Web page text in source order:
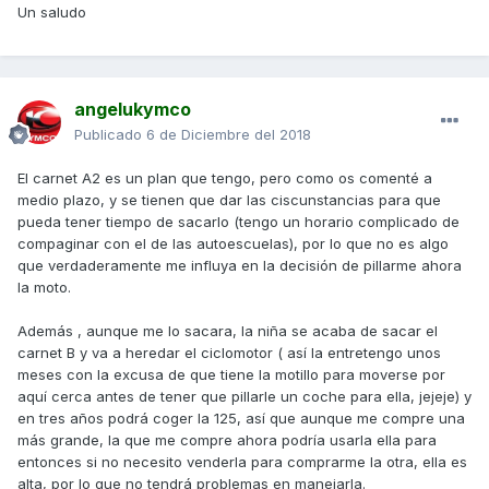
Un saludo
angelukymco
Publicado 6 de Diciembre del 2018
El carnet A2 es un plan que tengo, pero como os comenté a
medio plazo, y se tienen que dar las ciscunstancias para que
pueda tener tiempo de sacarlo (tengo un horario complicado de
compaginar con el de las autoescuelas), por lo que no es algo
que verdaderamente me influya en la decisión de pillarme ahora
la moto.
Además , aunque me lo sacara, la niña se acaba de sacar el
carnet B y va a heredar el ciclomotor ( así la entretengo unos
meses con la excusa de que tiene la motillo para moverse por
aquí cerca antes de tener que pillarle un coche para ella, jejeje) y
en tres años podrá coger la 125, así que aunque me compre una
más grande, la que me compre ahora podría usarla ella para
entonces si no necesito venderla para comprarme la otra, ella es
alta, por lo que no tendrá problemas en manejarla.